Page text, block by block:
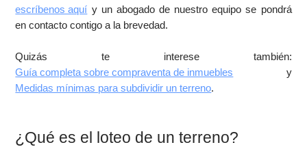
escríbenos aquí y un abogado de nuestro equipo se pondrá
en contacto contigo a la brevedad.
Quizás te interese también:
Guía completa sobre compraventa de inmuebles y
Medidas mínimas para subdividir un terreno.
¿Qué es el loteo de un terreno?